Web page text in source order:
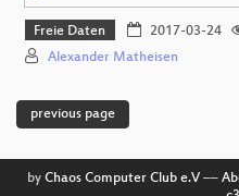
Freie Daten 2017-03-24
Alexander Matheisen
previous page
by Chaos Computer Club e.V––